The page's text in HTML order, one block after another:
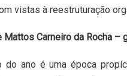
vistas à reestruturação
Mattos Carneiro da Rocha –
do ano é uma época